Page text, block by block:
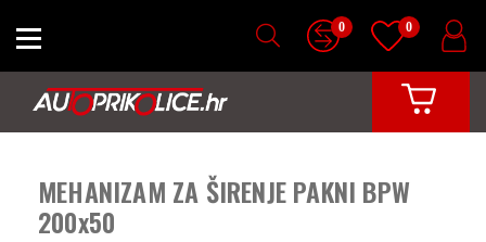
0 0
MEHANIZAM ZA ŠIRENJE PAKNI BPW
200x50